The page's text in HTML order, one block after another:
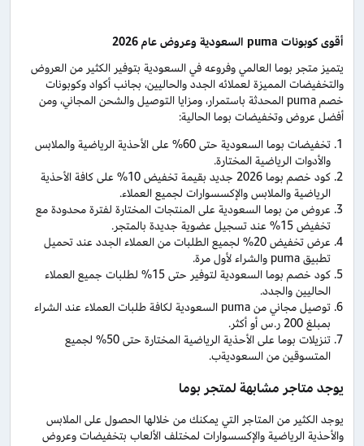
أقوى كوبونات
السعودية وعروض عام 2026
يتميز متجر بوما العالمي وفروعه في السعودية بتوفير الكثير من العروض
والتخفيضات المميزة لعملائه الجدد والحاليين، بجانب أكواد وكوبونات
خصم puma المحدثة باستمرار، ومزايا التوصيل والشحن المجاني، ومن
أفضل عروض وتخفيضات بوما الحالية:
تخفيضات بوما السعودية حتى 60% على الأحذية الرياضية والملابس
والأدوات الرياضية المختارة.
كود خصم بوما 2026 جديد بقيمة تخفيض 10% على كافة الأحذية
الرياضية والملابس والإكسسوارات لجميع العملاء.
عروض من بوما السعودية على المنتجات المختارة لفترة محدودة مع
تخفيض 15% عند تسجيل عضوية جديدة بالمتجر.
عرض تخفيض 20% لجميع الطلبات من العملاء الجدد عند تحميل
تطبيق puma والشراء لأول مرة.
كود خصم بوما السعودية لتوفير حتى 15% لطلبات جميع العملاء
الحاليين والجدد.
توصيل مجاني من puma السعودية لكافة طلبات العملاء عند الشراء
بمبلغ 200 ر.س أو أكثر.
تنزيلات بوما على الأحذية الرياضية المختارة حتى 50% لجميع
المتسوقين من السعوديةب.
يوجد متاجر مشابهة لمتجر بوما
يوجد الكثير من المتاجر التي يمكنك من خلالها الحصول على الملابس
والأحذية الرياضية والإكسسوارات لمختلف الألعاب بتخفيضات وعروض